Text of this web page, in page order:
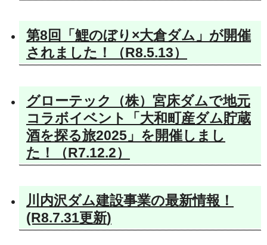
第8回「鯉のぼり×大倉ダム」が開催
されました！（R8.5.13）
グローテック（株）宮床ダムで地元
コラボイベント「大和町産ダム貯蔵
酒を探る旅2025」を開催しまし
た！（R7.12.2）
川内沢ダム建設事業の最新情報！
(R8.7.31更新)